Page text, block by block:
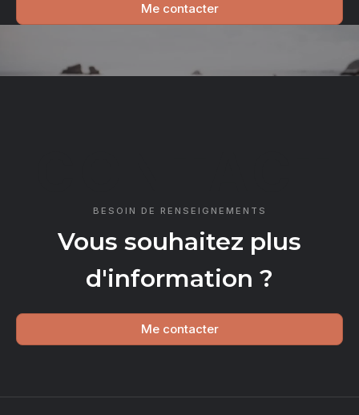
Me contacter
BESOIN DE RENSEIGNEMENTS
Vous souhaitez plus
d'information ?
Me contacter